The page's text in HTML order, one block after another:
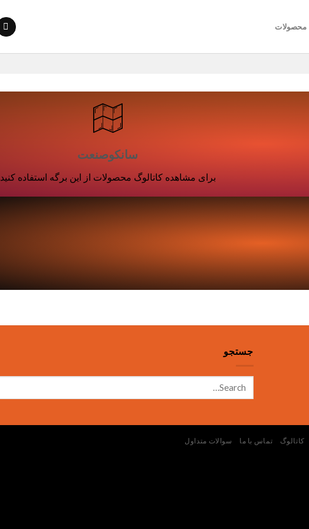
محصولات
سانکوصنعت
برای مشاهده کاتالوگ محصولات از این برگه استفاده کنید
جستجو
کاتالوگ تماس با ما سوالات متداول